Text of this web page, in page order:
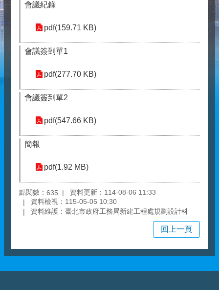
會議紀錄
pdf(159.71 KB)
會議簽到單1
pdf(277.70 KB)
會議簽到單2
pdf(547.66 KB)
簡報
pdf(1.92 MB)
點閱數： 635
資料更新：114-08-06 11:33
資料檢視：115-05-05 10:30
資料維護：臺北市政府工務局新建工程處規劃設計科
回上一頁